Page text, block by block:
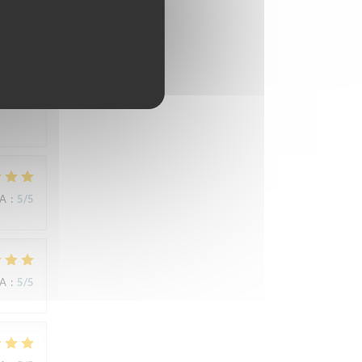
: 5/5
: 5/5